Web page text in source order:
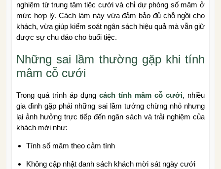
nghiệm từ trung tâm tiệc cưới và chỉ dự phòng số mâm ở
mức hợp lý. Cách làm này vừa đảm bảo đủ chỗ ngồi cho
khách, vừa giúp kiểm soát ngân sách hiệu quả mà vẫn giữ
được sự chu đáo cho buổi tiệc.
Những sai lầm thường gặp khi tính
mâm cỗ cưới
Trong quá trình áp dụng cách tính mâm cỗ cưới, nhiều
gia đình gặp phải những sai lầm tưởng chừng nhỏ nhưng
lại ảnh hưởng trực tiếp đến ngân sách và trải nghiệm của
khách mời như:
Tính số mâm theo cảm tính
Không cập nhật danh sách khách mời sát ngày cưới